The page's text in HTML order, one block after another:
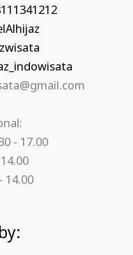
- 17.00
14.00